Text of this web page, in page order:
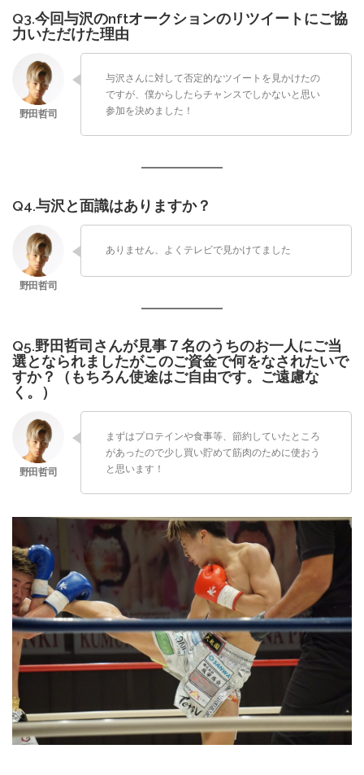
Q3.今回与沢のnftオークションのリツイートにご協
力いただけた理由
与沢さんに対して否定的なツイートを見かけたの
ですが、僕からしたらチャンスでしかないと思い
参加を決めました！
Q4.与沢と面識はありますか？
ありません、よくテレビで見かけてました
Q5.野田哲司さんが見事７名のうちのお一人にご当
選となられましたがこのご資金で何をなされたいで
すか？（もちろん使途はご自由です。ご遠慮な
く。）
まずはプロテインや食事等、節約していたところ
があったので少し買い貯めて筋肉のために使おう
と思います！